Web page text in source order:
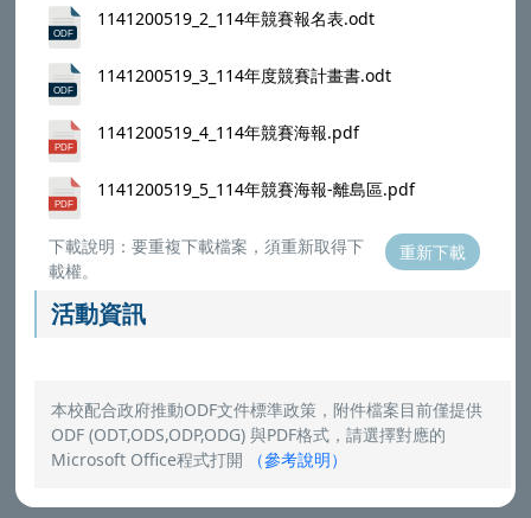
1141200519_2_114年競賽報名表.odt
1141200519_3_114年度競賽計畫書.odt
1141200519_4_114年競賽海報.pdf
1141200519_5_114年競賽海報-離島區.pdf
下載說明：要重複下載檔案，須重新取得下
載權。
重新下載
活動資訊
本校配合政府推動ODF文件標準政策，附件檔案目前僅提供
ODF (ODT,ODS,ODP,ODG) 與PDF格式，請選擇對應的
Microsoft Office程式打開
（參考說明）